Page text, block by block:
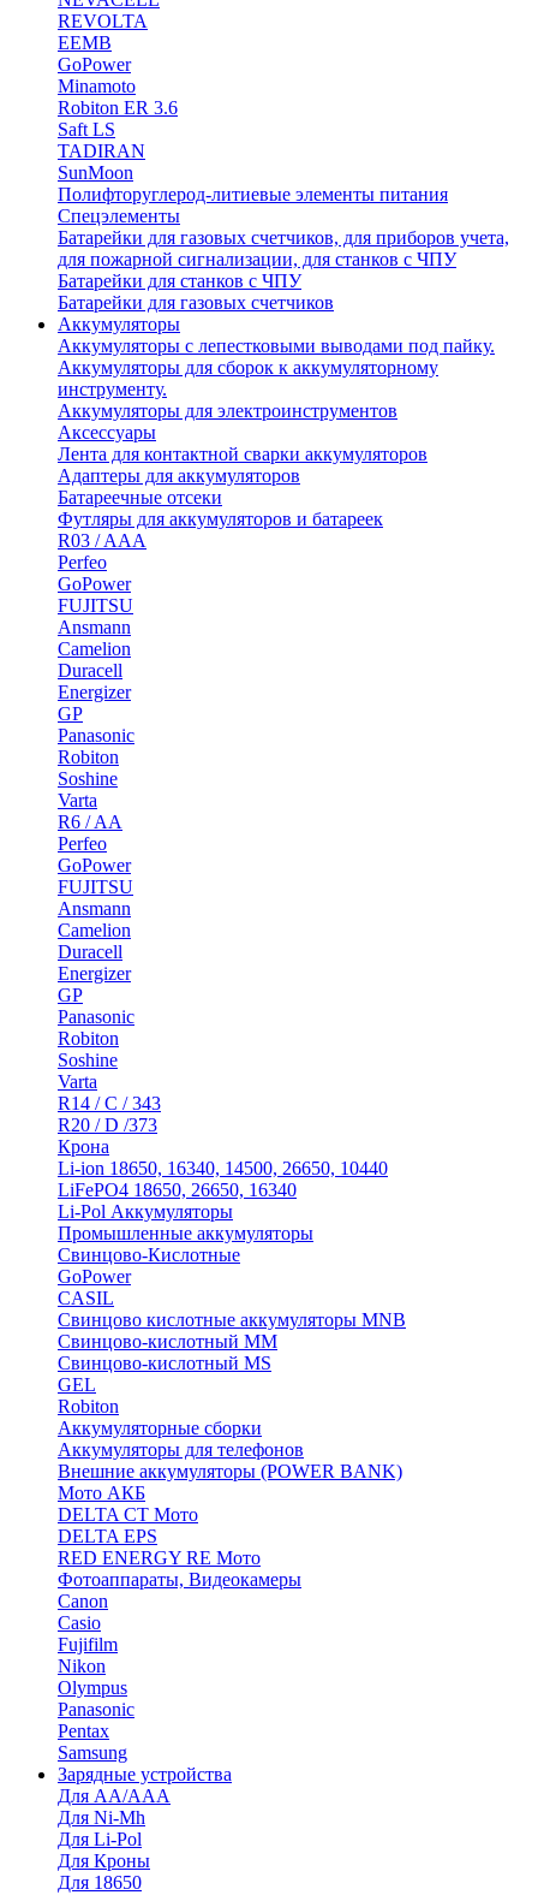
REVOLTA
EEMB
GoPower
Minamoto
Robiton ER 3.6
Saft LS
TADIRAN
SunMoon
Полифторуглерод-литиевые элементы питания
Спецэлементы
Батарейки для газовых счетчиков, для приборов учета,
для пожарной сигнализации, для станков с ЧПУ
Батарейки для станков с ЧПУ
Батарейки для газовых счетчиков
Аккумуляторы
Аккумуляторы с лепестковыми выводами под пайку.
Аккумуляторы для сборок к аккумуляторному
инструменту.
Аккумуляторы для электроинструментов
Аксессуары
Лента для контактной сварки аккумуляторов
Адаптеры для аккумуляторов
Батареечные отсеки
Футляры для аккумуляторов и батареек
R03 / AAA
Perfeo
GoPower
FUJITSU
Ansmann
Camelion
Duracell
Energizer
GP
Panasonic
Robiton
Soshine
Varta
R6 / AA
Perfeo
GoPower
FUJITSU
Ansmann
Camelion
Duracell
Energizer
GP
Panasonic
Robiton
Soshine
Varta
R14 / C / 343
R20 / D /373
Крона
Li-ion 18650, 16340, 14500, 26650, 10440
LiFePO4 18650, 26650, 16340
Li-Pol Аккумуляторы
Промышленные аккумуляторы
Свинцово-Кислотные
GoPower
CASIL
Свинцово кислотные аккумуляторы MNB
Cвинцово-кислотный MM
Cвинцово-кислотный MS
GEL
Robiton
Аккумуляторные сборки
Аккумуляторы для телефонов
Внешние аккумуляторы (POWER BANK)
Мото АКБ
DELTA CT Мото
DELTA EPS
RED ENERGY RE Мото
Фотоаппараты, Видеокамеры
Canon
Casio
Fujifilm
Nikon
Olympus
Panasonic
Pentax
Samsung
Зарядные устройства
Для AA/AAA
Для Ni-Mh
Для Li-Pol
Для Кроны
Для 18650